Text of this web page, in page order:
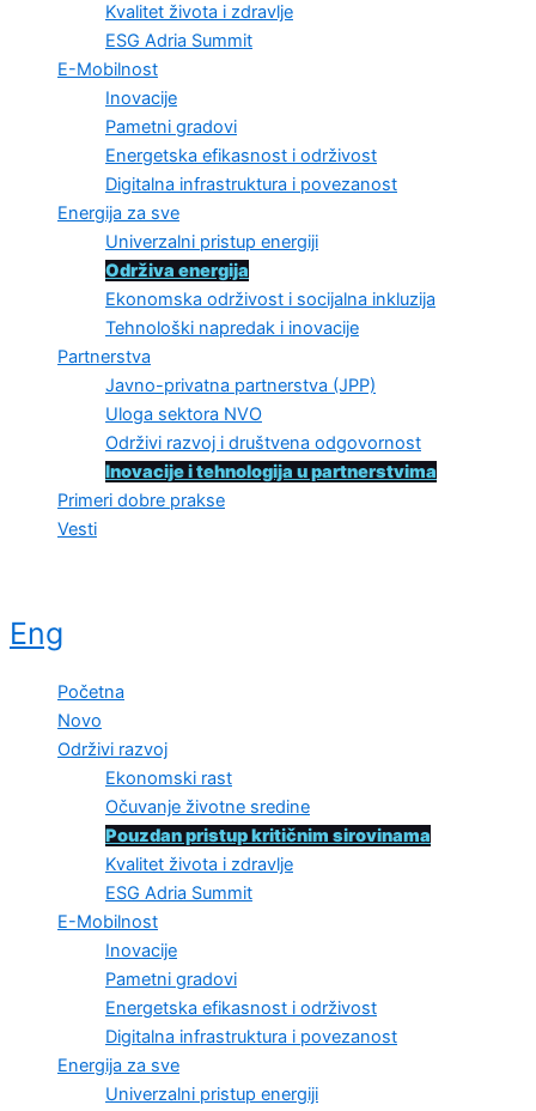
Kvalitet života i zdravlje
ESG Adria Summit
E-Mobilnost
Inovacije
Pametni gradovi
Energetska efikasnost i održivost
Digitalna infrastruktura i povezanost
Energija za sve
Univerzalni pristup energiji
Održiva energija
Ekonomska održivost i socijalna inkluzija
Tehnološki napredak i inovacije
Partnerstva
Javno-privatna partnerstva (JPP)
Uloga sektora NVO
Održivi razvoj i društvena odgovornost
Inovacije i tehnologija u partnerstvima
Primeri dobre prakse
Vesti
Eng
Početna
Novo
Održivi razvoj
Ekonomski rast
Očuvanje životne sredine
Pouzdan pristup kritičnim sirovinama
Kvalitet života i zdravlje
ESG Adria Summit
E-Mobilnost
Inovacije
Pametni gradovi
Energetska efikasnost i održivost
Digitalna infrastruktura i povezanost
Energija za sve
Univerzalni pristup energiji